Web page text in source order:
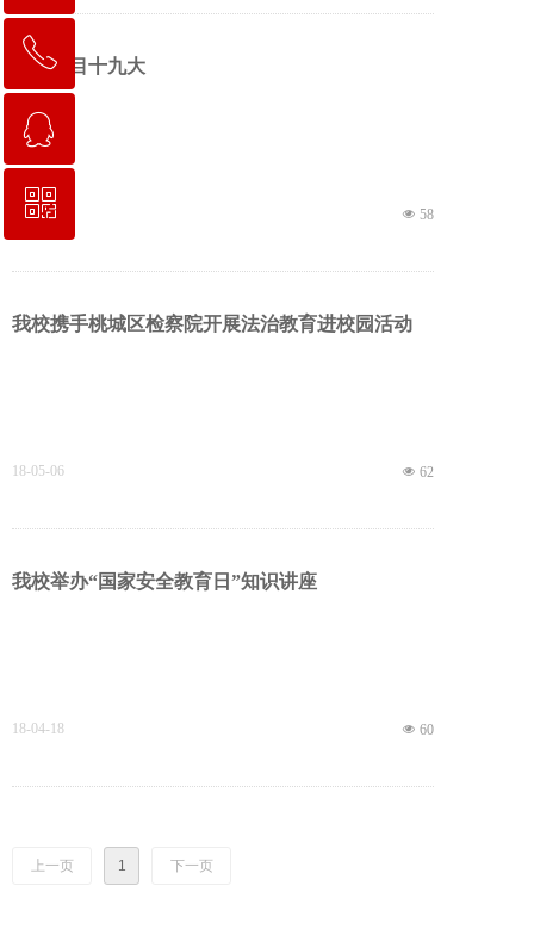
青春瞩目十九大
넶 58
18-06-22
我校携手桃城区检察院开展法治教育进校园活动
넶 62
18-05-06
我校举办“国家安全教育日”知识讲座
넶 60
18-04-18
上一页 1 下一页
回到顶部
ꂅ
0318-2258111
ꁗ
QQ客服
ꀥ
校长信箱地址：hskgxf@163.com